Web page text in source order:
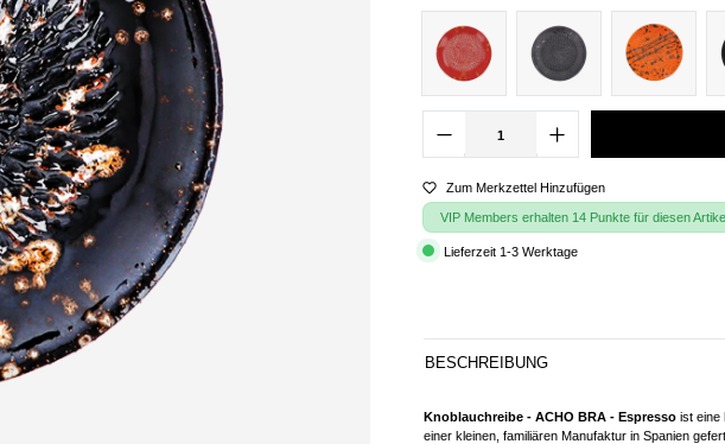
Zum Merkzettel Hinzufügen
VIP Members erhalten 14 Punkte für diesen
Lieferzeit 1-3 Werktage
BESCHREIBUNG
Knoblauchreibe - ACHO BRA - Espresso ist eine
einer kleinen, familiären Manufaktur in Spanien